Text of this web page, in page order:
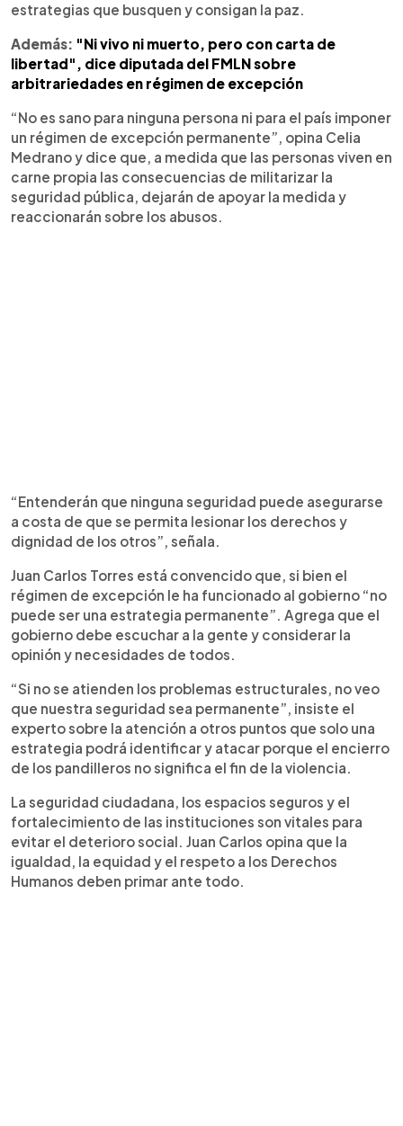
estrategias que busquen y consigan la paz.
Además: "Ni vivo ni muerto, pero con carta de
libertad", dice diputada del FMLN sobre
arbitrariedades en régimen de excepción
“No es sano para ninguna persona ni para el país imponer
un régimen de excepción permanente”, opina Celia
Medrano y dice que, a medida que las personas viven en
carne propia las consecuencias de militarizar la
seguridad pública, dejarán de apoyar la medida y
reaccionarán sobre los abusos.
“Entenderán que ninguna seguridad puede asegurarse
a costa de que se permita lesionar los derechos y
dignidad de los otros”, señala.
Juan Carlos Torres está convencido que, si bien el
régimen de excepción le ha funcionado al gobierno “no
puede ser una estrategia permanente”. Agrega que el
gobierno debe escuchar a la gente y considerar la
opinión y necesidades de todos.
“Si no se atienden los problemas estructurales, no veo
que nuestra seguridad sea permanente”, insiste el
experto sobre la atención a otros puntos que solo una
estrategia podrá identificar y atacar porque el encierro
de los pandilleros no significa el fin de la violencia.
La seguridad ciudadana, los espacios seguros y el
fortalecimiento de las instituciones son vitales para
evitar el deterioro social. Juan Carlos opina que la
igualdad, la equidad y el respeto a los Derechos
Humanos deben primar ante todo.